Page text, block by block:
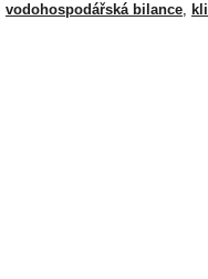
vodohospodářská bilance,